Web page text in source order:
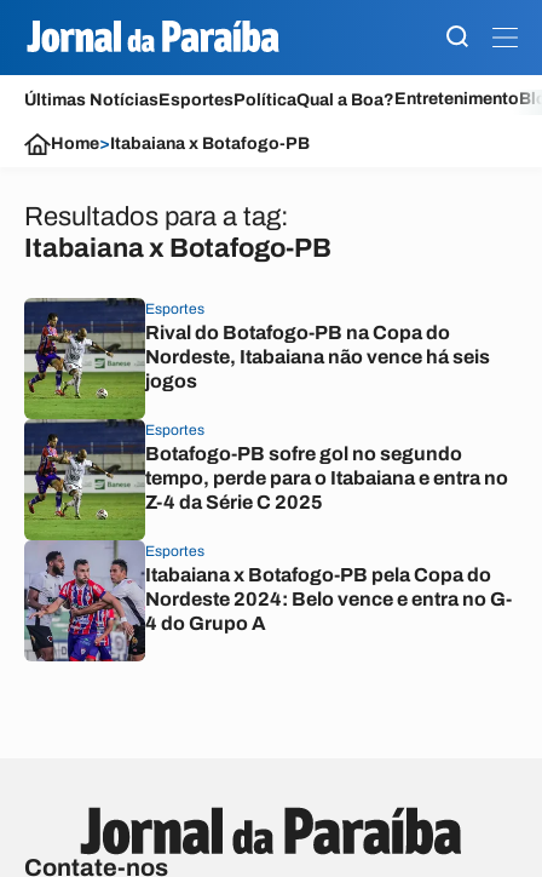
Últimas NotíciasEsportesPolíticaQual a Boa?Entretenimento
Home>Itabaiana x Botafogo-PB
Resultados para a tag:
Itabaiana x Botafogo-PB
Esportes
Rival do Botafogo-PB na Copa do
Nordeste, Itabaiana não vence há seis
jogos
Esportes
Botafogo-PB sofre gol no segundo
tempo, perde para o Itabaiana e entra no
Z-4 da Série C 2025
Esportes
Itabaiana x Botafogo-PB pela Copa do
Nordeste 2024: Belo vence e entra no G-
4 do Grupo A
Contate-nos